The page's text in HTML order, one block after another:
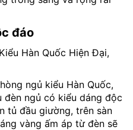
đáo
ngủ kiểu Hàn Quốc,
đèn ngủ có kiểu dáng độc
tủ đầu giường, trên sàn
vàng ấm áp từ đèn sẽ